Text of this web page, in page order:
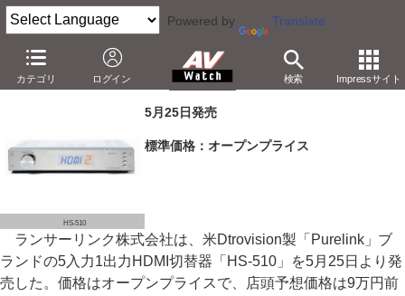
Powered by Translate
カテゴリ ログイン 検索 Impressサイト
ランサー、HDオーディオ対応5入力1出力HDMI切替器
－切替時間を短縮。ミニ端子も1入力装備
HS-510
5月25日発売
標準価格：オープンプライス
ランサーリンク株式会社は、米Dtrovision製「Purelink」ブ
ランドの5入力1出力HDMI切替器「HS-510」を5月25日より発
売した。価格はオープンプライスで、店頭予想価格は9万円前